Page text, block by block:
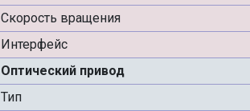
Скорость вращения
Интерфейс
Оптический привод
Тип